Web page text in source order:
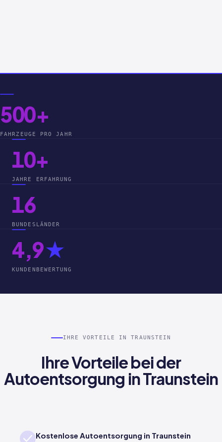
500+
FAHRZEUGE PRO JAHR
10+
JAHRE ERFAHRUNG
16
BUNDESLÄNDER
4,9★
KUNDENBEWERTUNG
IHRE VORTEILE IN TRAUNSTEIN
Ihre Vorteile bei der
Autoentsorgung in Traunstein
Kostenlose Autoentsorgung in Traunstein